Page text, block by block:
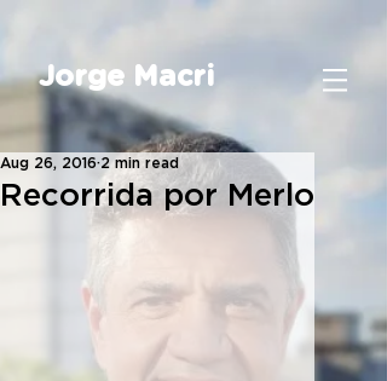
Jorge Macri
Recorrida por Merlo
Aug 26, 2016 2 min read